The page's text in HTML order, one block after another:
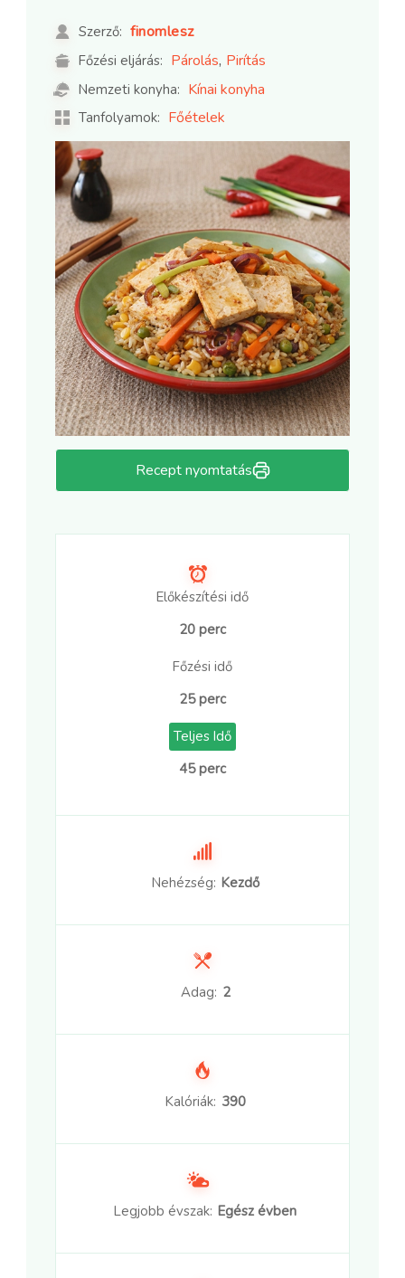
Szerző: finomlesz
Főzési eljárás: Párolás, Pirítás
Nemzeti konyha: Kínai konyha
Tanfolyamok: Főételek
Recept nyomtatás
Előkészítési idő
20 perc
Főzési idő
25 perc
Teljes Idő
45 perc
Nehézség: Kezdő
Adag: 2
Kalóriák: 390
Legjobb évszak: Egész évben